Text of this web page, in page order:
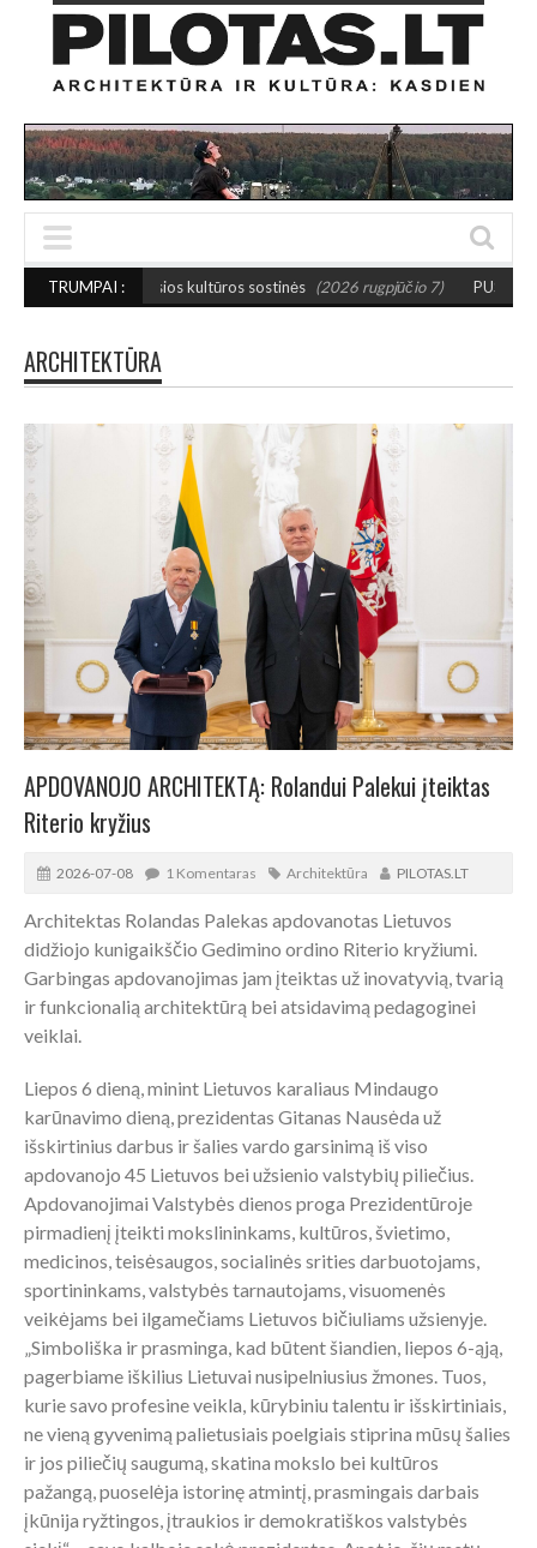
TRUMPAI :
kultūros sostinės (2026 rugpjūčio 7) PUSIAUSVYROS AKTAS
ARCHITEKTŪRA
APDOVANOJO ARCHITEKTĄ: Rolandui Palekui įteiktas
Riterio kryžius
2026-07-08 1 Komentaras Architektūra PILOTAS.LT
Architektas Rolandas Palekas apdovanotas Lietuvos
didžiojo kunigaikščio Gedimino ordino Riterio kryžiumi.
Garbingas apdovanojimas jam įteiktas už inovatyvią, tvarią
ir funkcionalią architektūrą bei atsidavimą pedagoginei
veiklai.
Liepos 6 dieną, minint Lietuvos karaliaus Mindaugo
karūnavimo dieną, prezidentas Gitanas Nausėda už
išskirtinius darbus ir šalies vardo garsinimą iš viso
apdovanojo 45 Lietuvos bei užsienio valstybių piliečius.
Apdovanojimai Valstybės dienos proga Prezidentūroje
pirmadienį įteikti mokslininkams, kultūros, švietimo,
medicinos, teisėsaugos, socialinės srities darbuotojams,
sportininkams, valstybės tarnautojams, visuomenės
veikėjams bei ilgamečiams Lietuvos bičiuliams užsienyje.
„Simboliška ir prasminga, kad būtent šiandien, liepos 6-ąją,
pagerbiame iškilius Lietuvai nusipelniusius žmones. Tuos,
kurie savo profesine veikla, kūrybiniu talentu ir išskirtiniais,
ne vieną gyvenimą palietusiais poelgiais stiprina mūsų šalies
ir jos piliečių saugumą, skatina mokslo bei kultūros
pažangą, puoselėja istorinę atmintį, prasmingais darbais
įkūnija ryžtingos, įtraukios ir demokratiškos valstybės